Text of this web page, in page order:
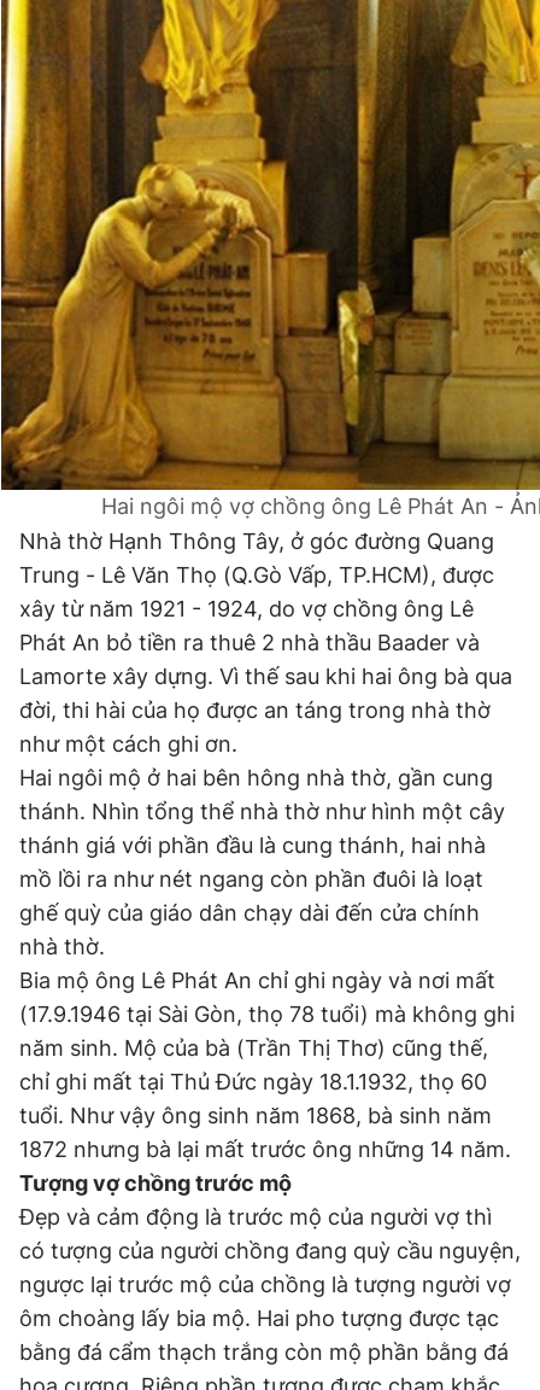
Hai ngôi mộ vợ chồng ông Lê Phát An -
Nhà thờ Hạnh Thông Tây, ở góc đường Quang
Trung - Lê Văn Thọ (Q.Gò Vấp, TP.HCM), được
xây từ năm 1921 - 1924, do vợ chồng ông Lê
Phát An bỏ tiền ra thuê 2 nhà thầu Baader và
Lamorte xây dựng. Vì thế sau khi hai ông bà qua
đời, thi hài của họ được an táng trong nhà thờ
như một cách ghi ơn.
Hai ngôi mộ ở hai bên hông nhà thờ, gần cung
thánh. Nhìn tổng thể nhà thờ như hình một cây
thánh giá với phần đầu là cung thánh, hai nhà
mồ lồi ra như nét ngang còn phần đuôi là loạt
ghế quỳ của giáo dân chạy dài đến cửa chính
nhà thờ.
Bia mộ ông Lê Phát An chỉ ghi ngày và nơi mất
(17.9.1946 tại Sài Gòn, thọ 78 tuổi) mà không ghi
năm sinh. Mộ của bà (Trần Thị Thơ) cũng thế,
chỉ ghi mất tại Thủ Đức ngày 18.1.1932, thọ 60
tuổi. Như vậy ông sinh năm 1868, bà sinh năm
1872 nhưng bà lại mất trước ông những 14 năm.
Tượng vợ chồng trước mộ
Đẹp và cảm động là trước mộ của người vợ thì
có tượng của người chồng đang quỳ cầu nguyện,
ngược lại trước mộ của chồng là tượng người vợ
ôm choàng lấy bia mộ. Hai pho tượng được tạc
bằng đá cẩm thạch trắng còn mộ phần bằng đá